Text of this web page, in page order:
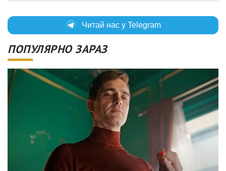
Читай нас у Telegram
ПОПУЛЯРНО ЗАРАЗ